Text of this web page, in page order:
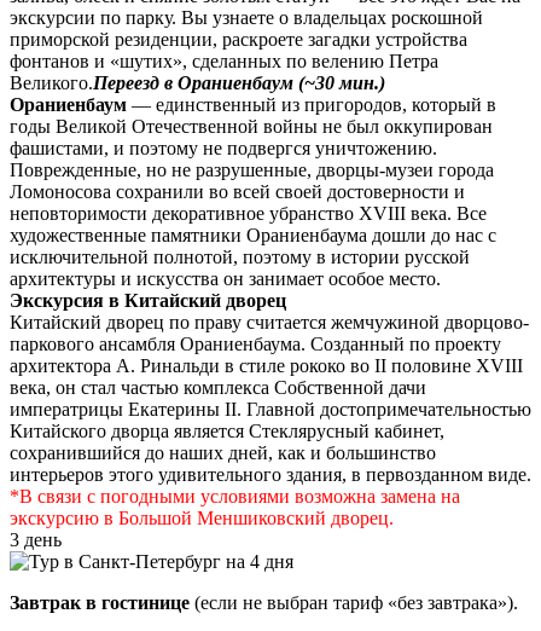
экскурсии по парку. Вы узнаете о владельцах роскошной
приморской резиденции, раскроете загадки устройства
фонтанов и «шутих», сделанных по велению Петра
Великого.Переезд в Ораниенбаум (~30 мин.)
Ораниенбаум — единственный из пригородов, который в
годы Великой Отечественной войны не был оккупирован
фашистами, и поэтому не подвергся уничтожению.
Поврежденные, но не разрушенные, дворцы-музеи города
Ломоносова сохранили во всей своей достоверности и
неповторимости декоративное убранство XVIII века. Все
художественные памятники Ораниенбаума дошли до нас с
исключительной полнотой, поэтому в истории русской
архитектуры и искусства он занимает особое место.
Экскурсия в Китайский дворец
Китайский дворец по праву считается жемчужиной дворцово-
паркового ансамбля Ораниенбаума. Созданный по проекту
архитектора А. Ринальди в стиле рококо во II половине XVIII
века, он стал частью комплекса Собственной дачи
императрицы Екатерины II. Главной достопримечательностью
Китайского дворца является Стеклярусный кабинет,
сохранившийся до наших дней, как и большинство
интерьеров этого удивительного здания, в первозданном виде.
*В связи с погодными условиями возможна замена на
экскурсию в Большой Меншиковский дворец.
3 день
Завтрак в гостинице (если не выбран тариф «без завтрака»).